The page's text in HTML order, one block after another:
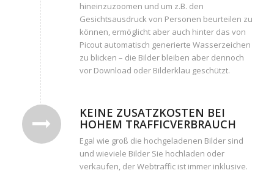
hineinzuzoomen und um z.B. den
Gesichtsausdruck von Personen beurteilen zu
können, ermöglicht aber auch hinter das von
Picout automatisch generierte Wasserzeichen
zu blicken – die Bilder bleiben aber dennoch
vor Download oder Bilderklau geschützt.
KEINE ZUSATZKOSTEN BEI
HOHEM TRAFFICVERBRAUCH
Egal wie groß die hochgeladenen Bilder sind
und wieviele Bilder Sie hochladen oder
verkaufen, der Webtraffic ist immer inklusive.